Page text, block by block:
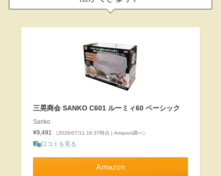
三晃商会 SANKO C601 ルーミィ60 ベーシック
Sanko
¥9,491
（2026/07/11 16:37時点 | Amazon調べ）
口コミを見る
Amazon